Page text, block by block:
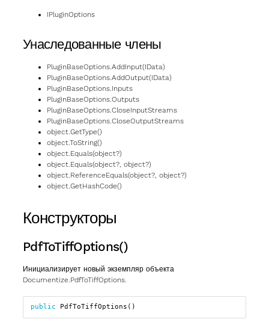
IPluginOptions
Унаследованные члены
PluginBaseOptions.AddInput(IData)
PluginBaseOptions.AddOutput(IData)
PluginBaseOptions.Inputs
PluginBaseOptions.Outputs
PluginBaseOptions.CloseInputStreams
PluginBaseOptions.CloseOutputStreams
object.GetType()
object.ToString()
object.Equals(object?)
object.Equals(object?, object?)
object.ReferenceEquals(object?, object?)
object.GetHashCode()
Конструкторы
PdfToTiffOptions()
Инициализирует новый экземпляр объекта
Documentize.PdfToTiffOptions.
public PdfToTiffOptions ()